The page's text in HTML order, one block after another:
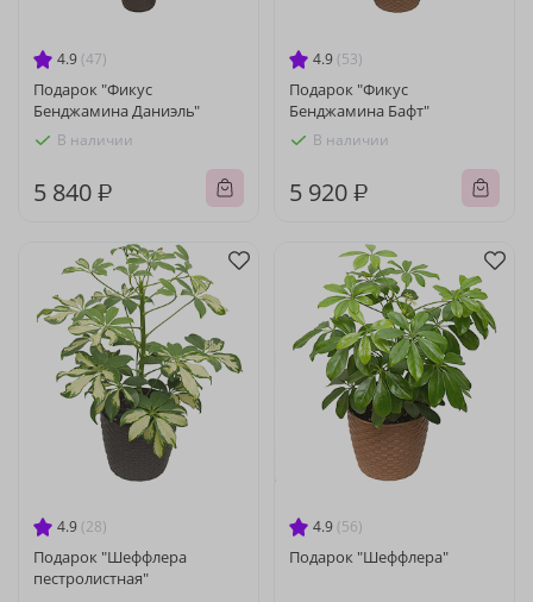
4.9 (47)
Подарок "Фикус
Бенджамина Даниэль"
В наличии
5 840 ₽
4.9 (53)
Подарок "Фикус
Бенджамина Бафт"
В наличии
5 920 ₽
4.9 (28)
Подарок "Шеффлера
пестролистная"
4.9 (56)
Подарок "Шеффлера"